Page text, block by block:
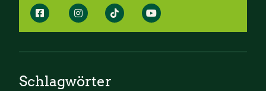
Schlagwörter